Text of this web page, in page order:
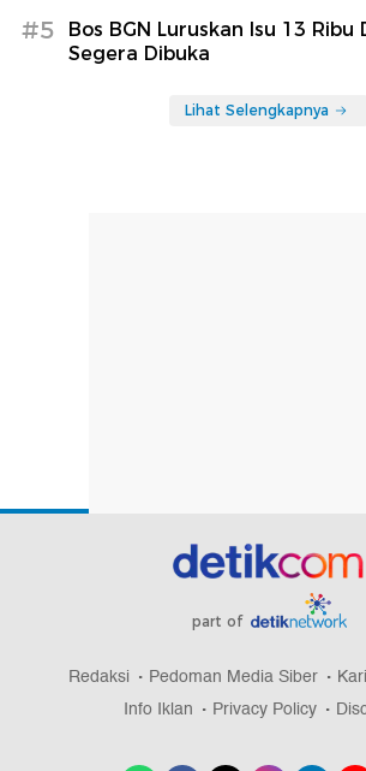
#5
Bos BGN Luruskan Isu 13 Ribu
Segera Dibuka
Lihat Selengkapnya
part of
Redaksi Pedoman Media Siber
Info Iklan
Privacy Policy